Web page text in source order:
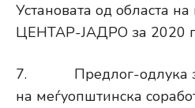
Установата од областа
ЦЕНТАР-ЈАДРО за 2020
7. Предлог-одлука за
на меѓуопштинска